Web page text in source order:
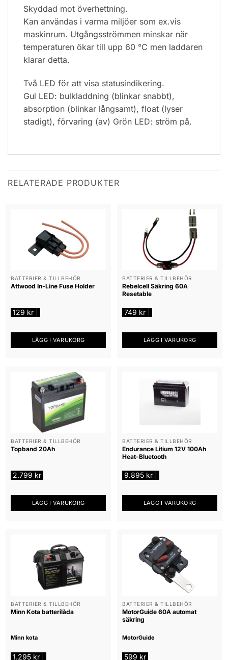
Skyddad mot överhettning.
Kan användas i varma miljöer som ex.vis
maskinrum. Utgångsströmmen minskar när
temperaturen ökar till upp 60 °C men laddaren
klarar detta.
Två LED för att visa statusindikering.
Gul LED: bulkladdning (blinkar snabbt),
absorption (blinkar långsamt), float (lyser
stadigt), förvaring (av) Grön LED: ström på.
RELATERADE PRODUKTER
BATTERIER & TILLBEHÖR
Attwood In-Line Fuse Holder
129 kr
LÄGG I VARUKORG
BATTERIER & TILLBEHÖR
Rebelcell Säkring 60A
Resetable
749 kr
LÄGG I VARUKORG
BATTERIER & TILLBEHÖR
Topband 20Ah
2.799 kr
LÄGG I VARUKORG
BATTERIER & TILLBEHÖR
Endurance Litium 12V 100Ah
Heat-Bluetooth
9.895 kr
LÄGG I VARUKORG
BATTERIER & TILLBEHÖR
Minn Kota batterilåda
Minn kota
1.295 kr
BATTERIER & TILLBEHÖR
MotorGuide 60A automat
säkring
MotorGuide
599 kr